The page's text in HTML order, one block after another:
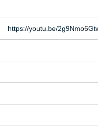
https://youtu.be/